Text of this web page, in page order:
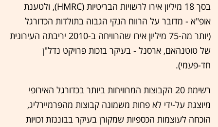
בסך 18 מיליון אירו לרשויות הבריטיות (HMRC), ולטענת
אופ"א - מדובר על הרווח הנקי הגבוה בתולדות הכדורגל
(יותר מה-75 מיליון אירו שהרוויחה ב-2010 יריבתה העירונית
של טוטנהאם, ארסנל - בעיקר בזכות פרויקט נדל"ן
חד-פעמי).
רשימת 20 הקבוצות המרוויחות ביותר בכדורגל האירופי
מיוצגת על-ידי לא פחות משמונה קבוצות מהפרמיירליג,
הוכחה לעוצמות הכספיות שמקורן בעיקר בבוננזת זכויות